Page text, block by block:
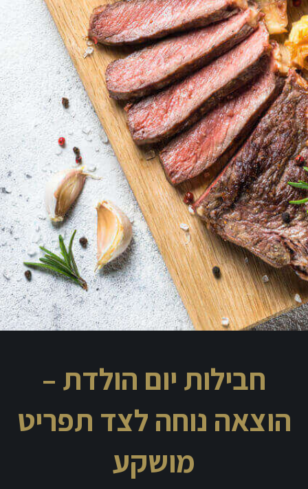
חבילות יום הולדת –
הוצאה נוחה לצד תפריט
מושקע